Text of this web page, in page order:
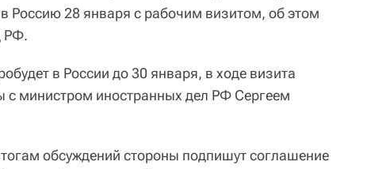
Россию 28 января с рабочим визитом, об этом
РФ.
в России до 30 января, в ходе визита
с министром иностранных дел РФ Сергеем
обсуждений стороны подпишут соглашение